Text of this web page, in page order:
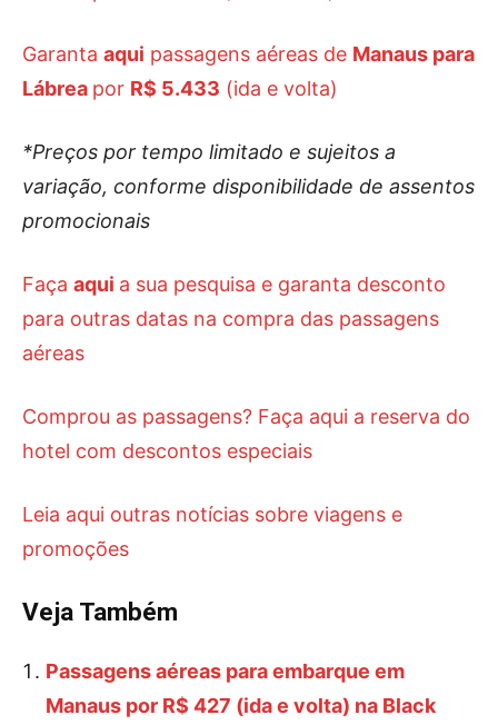
Garanta aqui passagens aéreas de Manaus para
Lábrea por R$ 5.433 (ida e volta)
*Preços por tempo limitado e sujeitos a
variação, conforme disponibilidade de assentos
promocionais
Faça aqui a sua pesquisa e garanta desconto
para outras datas na compra das passagens
aéreas
Comprou as passagens? Faça aqui a reserva do
hotel com descontos especiais
Leia aqui outras notícias sobre viagens e
promoções
Veja Também
Passagens aéreas para embarque em
Manaus por R$ 427 (ida e volta) na Black